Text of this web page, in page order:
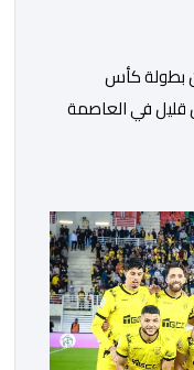
بطولة كأس
قليل في العاصمة
على موعد مع
بين إيل كانيمي